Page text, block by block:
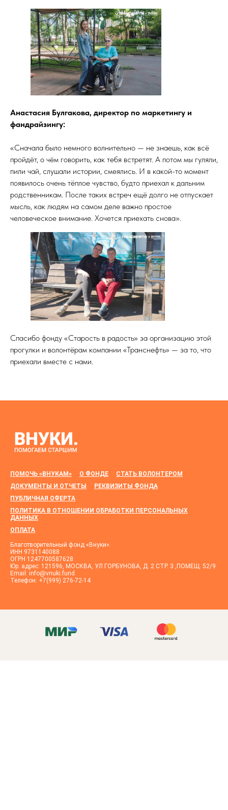
Анастасия Булгакова, директор по маркетингу и
фандрайзингу:
«Сначала было немного волнительно — не знаешь, как всё
пройдёт, о чём говорить, как тебя встретят. А потом мы гуляли,
пили чай, слушали истории, смеялись. И в какой-то момент
появилось очень тёплое чувство, будто приехал к дальним
родственникам. После таких встреч ещё долго не отпускает
мысль, как людям на самом деле важно простое
человеческое внимание. Хочется приехать снова».
Спасибо фонду «Старость в радость» за организацию этой
прогулки и волонтёрам компании «Транснефть» — за то, что
приехали вместе с нами.
ПОМОЧЬ «ВНУКАМ» О ФОНДЕ
СТАТЬ ВОЛОНТЕРОМ
ДОКУМЕНТЫ И ОТЧЕТЫ
РЕКВИЗИТЫ ФОНДА
ПУБЛИЧНАЯ ОФЕРТА
ПОЛИТИКА В ОТНОШЕНИИ ОБРАБОТКИ ПЕРСОНАЛЬНЫХ
ДАННЫХ
ОПЛАТА
Благотворительный фонд «Внуки».
ИНН 9731140088
ОГРН 1247700587628
Юр. адрес: 121596, МОСКВА, УЛ ГОРБУНОВА, Д. 2 СТР. 3 ,ПОМЕЩ. 52/9
Email: info@vnuki.fund
Телефон: +7(999) 276-72-14